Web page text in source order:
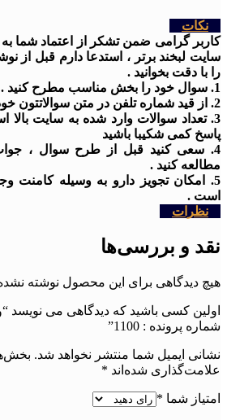
نکات
کاربر گرامی ضمن تشکر از اعتماد شما
سایت لبخند برتر ، استدعا دارم قبل از
را با دقت بخوانید .
1. سوال خود را بخش مناسب مطرح کنید .
2. از قید شماره تلفن در متن سوالاتتون خود داری فرمایید .
3. تعداد سوالات وارد شده به سایت
پاسخ کمی شکیبا باشید
4. سعی کنید قبل از طرح سوال ،
مطالعه کنید .
5. امکان تجویز دارو به وسیله کامنت
است .
نظرات
نقد و بررسی‌ها
هیچ دیدگاهی برای این محصول نوشته
شماره پرونده : 1100”
نشانی ایمیل شما منتشر نخواهد شد.
علامت‌گذاری شده‌اند *
امتیاز شما *